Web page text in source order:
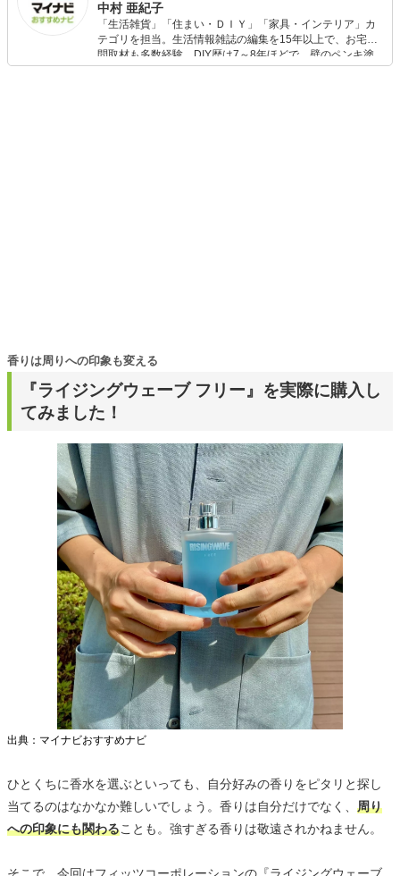
中村 亜紀子
「生活雑貨」「住まい・ＤＩＹ」「家具・インテリア」カ
テゴリを担当。生活情報雑誌の編集を15年以上で、お宅訪
問取材も多数経験。DIY歴は7～8年ほどで、壁のペンキ塗
りや壁紙チェンジなどもチャレンジ済み。初心者でもモノ
『ライジングウェーブ フリー』を実際に購入し
てみました！
香りは周りへの印象も変える
出典：マイナビおすすめナビ
ひとくちに香水を選ぶといっても、自分好みの香りをピタリと探し
当てるのはなかなか難しいでしょう。香りは自分だけでなく、 周り
への印象にも関わることも。強すぎる香りは敬遠されかねません。